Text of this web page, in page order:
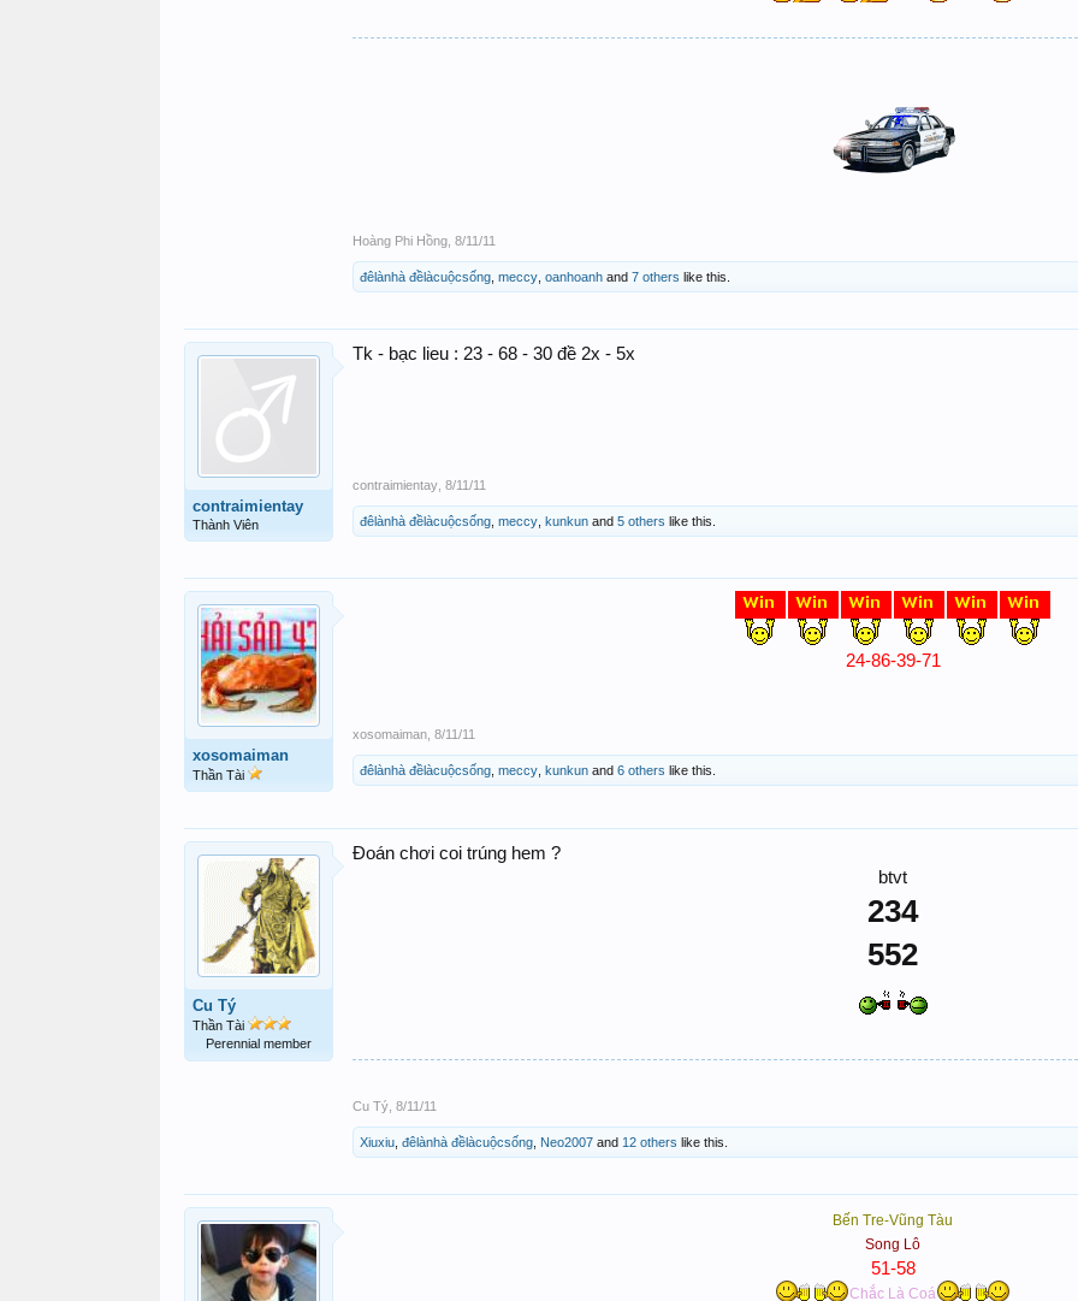
Hoàng Phi Hồng 8/11/11
đêlànhà đềlàcuộcsống meccy oanhoanh and 7 others like this.
contraimientay
Thành Viên
Tk - bạc lieu : 23 - 68 - 30 đề 2x - 5x
contraimientay 8/11/11
đêlànhà đềlàcuộcsống meccy kunkun and 5 others like this.
xosomaiman
Thần Tài
24-86-39-71
xosomaiman 8/11/11
đêlànhà đềlàcuộcsống meccy kunkun and 6 others like this.
Cu Tý
Thần Tài
Perennial member
Đoán chơi coi trúng hem ?
btvt
234
552
Cu Tý 8/11/11
Xiuxiu đêlànhà đềlàcuộcsống Neo2007 and 12 others like this.
Bến Tre-Vũng Tàu
Song Lô
51-58
Chắc Là Coá